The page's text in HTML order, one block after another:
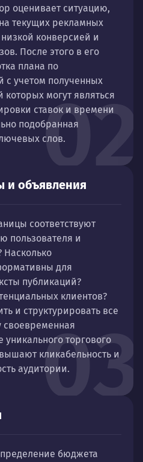
02
оценивает ситуацию,
текущих рекламных
конверсией и
После этого в его
плана по
с учетом полученных
могут являться
ставок и времени
подобранная
слов.
03
и объявления
соответствуют
пользователя и
Насколько
для
публикаций?
клиентов?
и структурировать все
своевременная
торгового
кликабельность и
аудитории.
бюджета